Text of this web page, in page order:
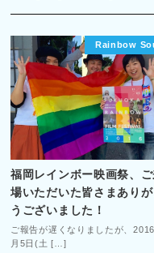
Rainbow
福岡レインボー映画祭、ご
場いただいた皆さまありが
うございました！
ご報告が遅くなりましたが、
月5日(土 […]